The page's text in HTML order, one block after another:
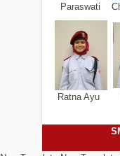
Ratna Ayu